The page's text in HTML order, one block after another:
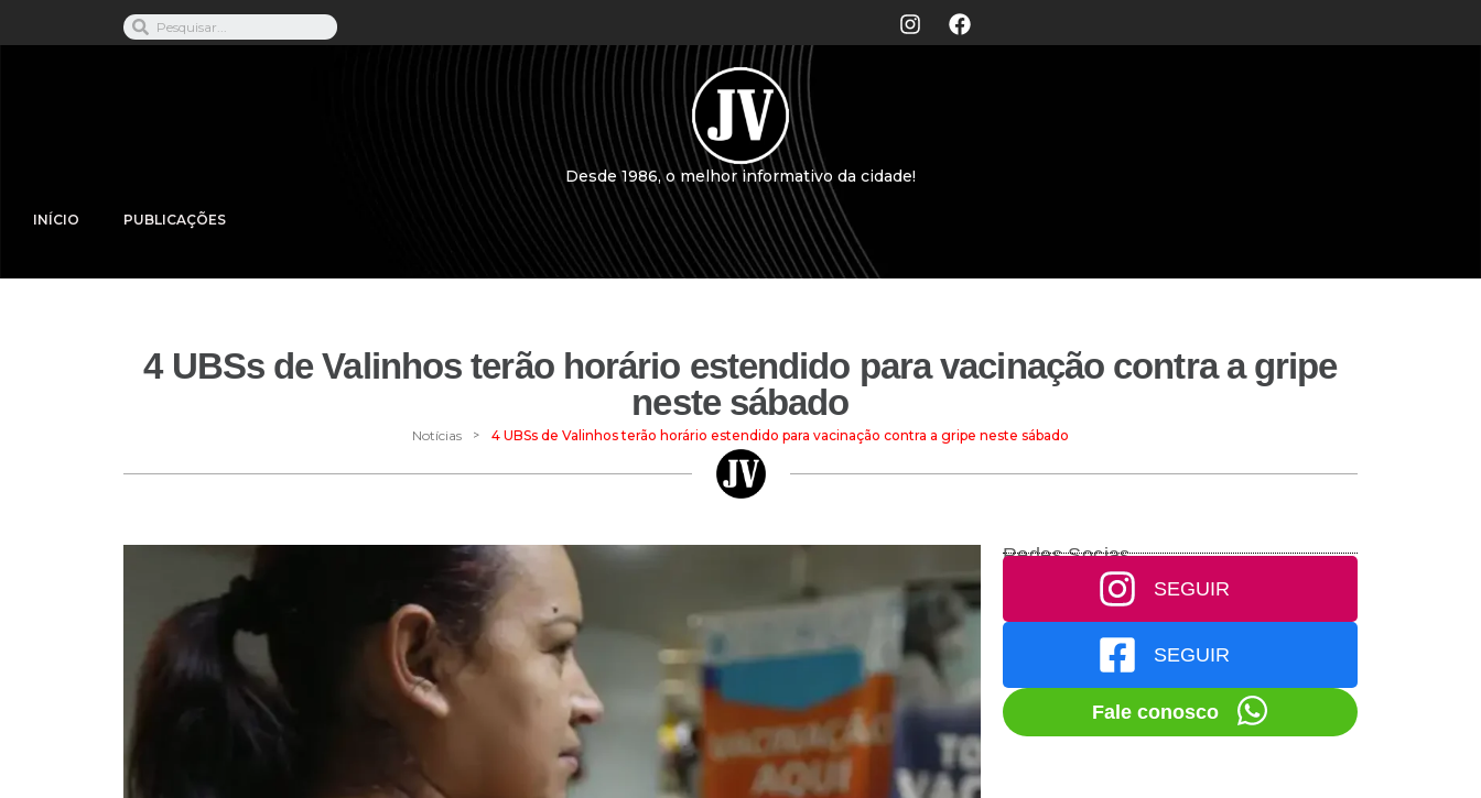
Desde 1986, o melhor informativo da cidade!
INÍCIO PUBLICAÇÕES
4 UBSs de Valinhos terão horário estendido para vacinação contra a gripe
neste sábado
Notícias > 4 UBSs de Valinhos terão horário estendido para vacinação contra a gripe neste sábado
Redes Socias
SEGUIR
SEGUIR
Fale conosco